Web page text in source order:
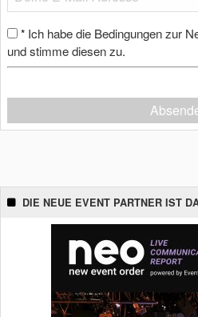
* Ich habe die Bedingungen zur
und stimme diesen zu.
DIE NEUE EVENT PARTNER IST